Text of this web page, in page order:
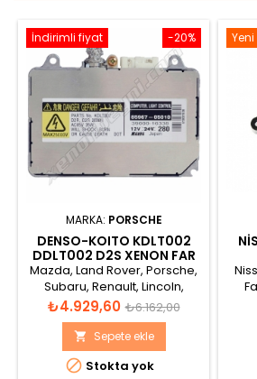
-20%
İndirimli fiyat
MARKA: PORSCHE
DENSO-KOITO KDLT002
DDLT002 D2S XENON FAR
BEYNİ
Mazda, Land Rover, Porsche,
Subaru, Renault, Lincoln,
Toyota D2R D2S 12V
AC85V MAX25000V DC / 85V
AC 35W Nom., 2000H
Fiyat
₺4.929,60 Normal
fiyat
₺6.162,00
 Sepete ekle
 Stokta yok
Yeni